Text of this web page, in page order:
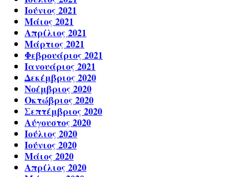
Ιούνιος 2021
Μάιος 2021
Απρίλιος 2021
Μάρτιος 2021
Φεβρουάριος 2021
Ιανουάριος 2021
Δεκέμβριος 2020
Νοέμβριος 2020
Οκτώβριος 2020
Σεπτέμβριος 2020
Αύγουστος 2020
Ιούλιος 2020
Ιούνιος 2020
Μάιος 2020
Απρίλιος 2020